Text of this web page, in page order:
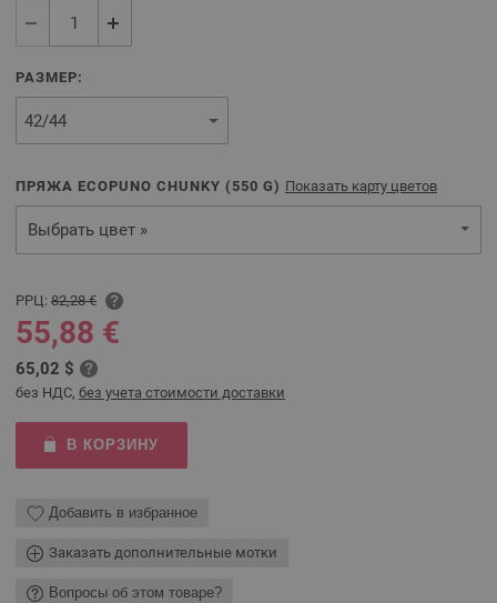
РАЗМЕР:
ПРЯЖА ECOPUNO CHUNKY ( 550 G) Показать карту цветов
Выбрать цвет »
РРЦ: 82,28 €
55,88 €
65,02 $
без НДС, без учета стоимости доставки
В КОРЗИНУ
Добавить в избранное
Заказать дополнительные мотки
Вопросы об этом товаре?